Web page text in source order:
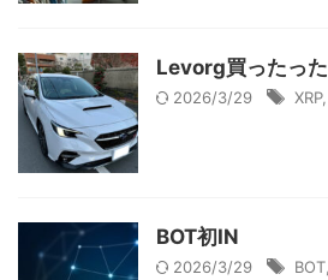
Levorg買ったった
2026/3/29 XRP,
BOT初IN
2026/3/29 BOT